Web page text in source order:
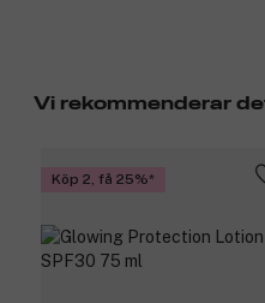
Vi rekommenderar
Köp 2, få 25%